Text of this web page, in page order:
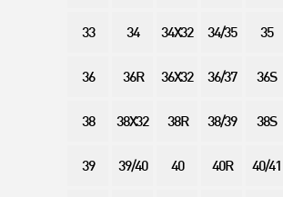
33 34 34X32 34/35 35
36 36R 36X32 36/37 36S
38 38X32 38R 38/39 38S
39 39/40 40 40R 40/41